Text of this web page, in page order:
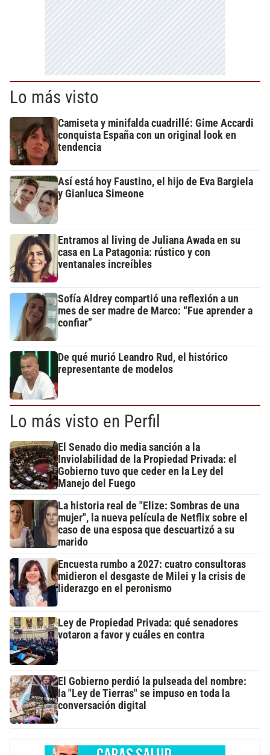
Lo más visto
Camiseta y minifalda cuadrillé: Gime Accardi
conquista España con un original look en
tendencia
Así está hoy Faustino, el hijo de Eva Bargiela
y Gianluca Simeone
Entramos al living de Juliana Awada en su
casa en La Patagonia: rústico y con
ventanales increíbles
Sofía Aldrey compartió una reflexión a un
mes de ser madre de Marco: “Fue aprender a
confiar”
De qué murió Leandro Rud, el histórico
representante de modelos
Lo más visto en Perfil
El Senado dio media sanción a la
Inviolabilidad de la Propiedad Privada: el
Gobierno tuvo que ceder en la Ley del
Manejo del Fuego
La historia real de "Elize: Sombras de una
mujer", la nueva película de Netflix sobre el
caso de una esposa que descuartizó a su
marido
Encuesta rumbo a 2027: cuatro consultoras
midieron el desgaste de Milei y la crisis de
liderazgo en el peronismo
Ley de Propiedad Privada: qué senadores
votaron a favor y cuáles en contra
El Gobierno perdió la pulseada del nombre:
la "Ley de Tierras" se impuso en toda la
conversación digital